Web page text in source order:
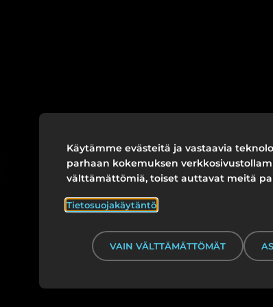
Käytämme evästeitä ja vastaavia
parhaan kokemuksen
välttämättömiä, toiset auttavat meitä
Tietosuojakäytäntö
VAIN VÄLTTÄMÄTTÖMÄT